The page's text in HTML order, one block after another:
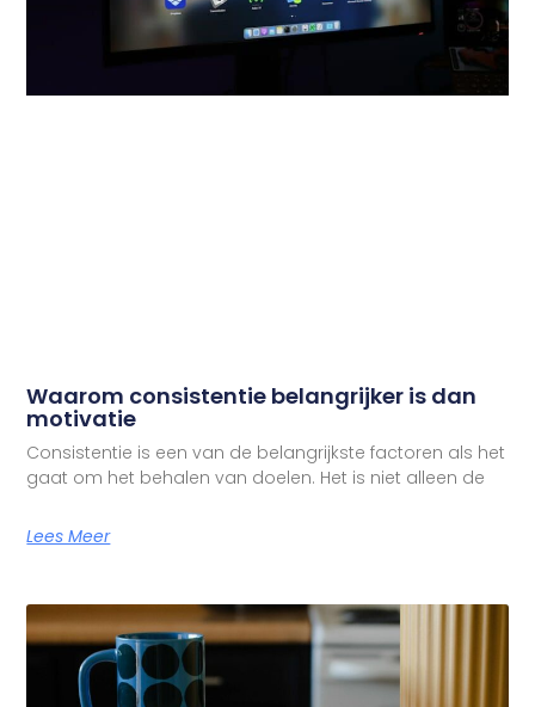
Waarom consistentie belangrijker is dan
motivatie
Consistentie is een van de belangrijkste factoren als het
gaat om het behalen van doelen. Het is niet alleen de
Lees Meer